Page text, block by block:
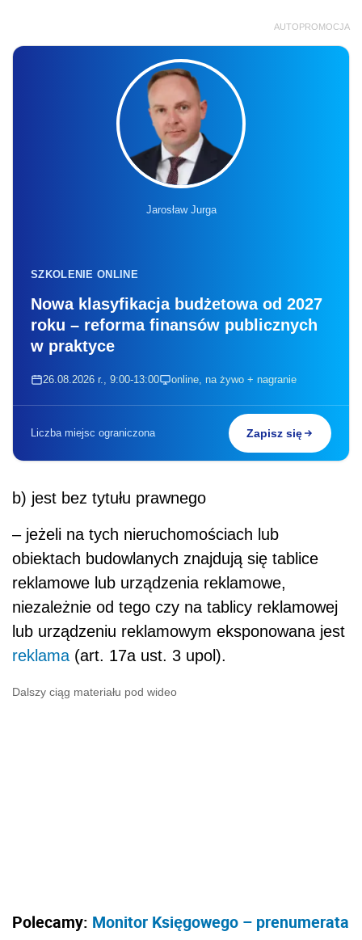
AUTOPROMOCJA
Jarosław Jurga
SZKOLENIE ONLINE
Nowa klasyfikacja budżetowa od 2027
roku – reforma finansów publicznych
w praktyce
26.08.2026 r., 9:00-13:00 online, na żywo + nagranie
Liczba miejsc ograniczona Zapisz się
b) jest bez tytułu prawnego
– jeżeli na tych nieruchomościach lub
obiektach budowlanych znajdują się tablice
reklamowe lub urządzenia reklamowe,
niezależnie od tego czy na tablicy reklamowej
lub urządzeniu reklamowym eksponowana jest
reklama (art. 17a ust. 3 upol).
Dalszy ciąg materiału pod wideo
Polecamy: Monitor Księgowego – prenumerata